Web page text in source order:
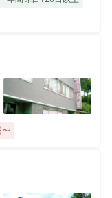
同行する訪問診
勤務時間相談可